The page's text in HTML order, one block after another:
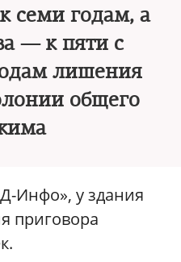
к семи годам, а
— к пяти с
лишения
общего
Инфо», у здания
приговора